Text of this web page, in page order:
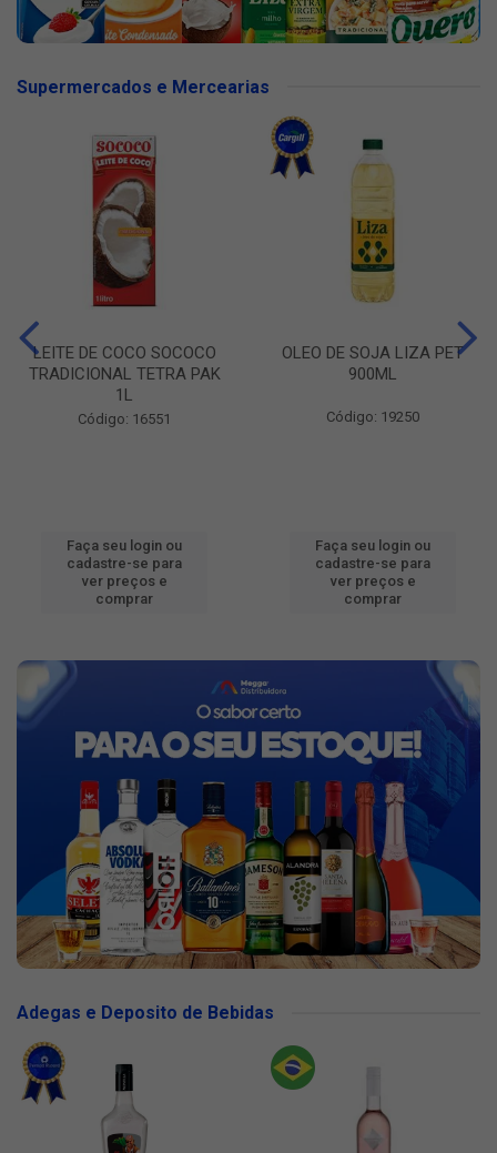
Supermercados e Mercearias
LEITE DE COCO SOCOCO
TRADICIONAL TETRA PAK
1L
Código: 16551
Faça seu login ou
cadastre-se para
ver preços e
comprar
OLEO DE SOJA LIZA PET
900ML
Código: 19250
Faça seu login ou
cadastre-se para
ver preços e
comprar
Adegas e Deposito de Bebidas